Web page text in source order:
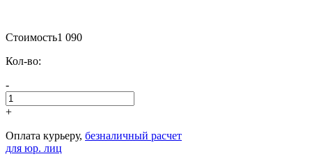
Стоимость1 090
Кол-во:
-
+
Оплата курьеру, безналичный расчет
для юр. лиц